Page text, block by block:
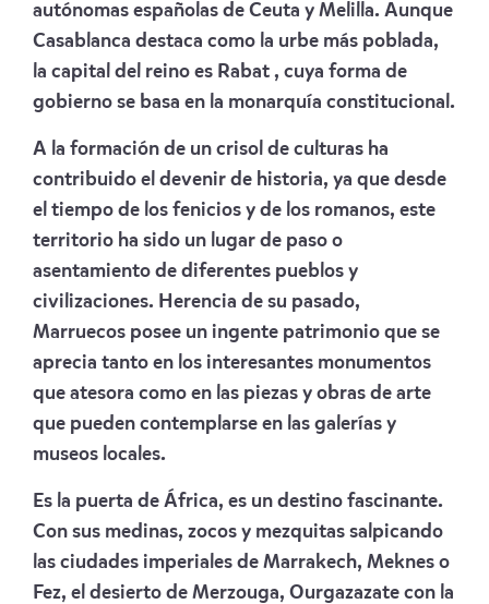
autónomas españolas de Ceuta y Melilla. Aunque
Casablanca destaca como la urbe más poblada,
la capital del reino es Rabat , cuya forma de
gobierno se basa en la monarquía constitucional.
A la formación de un crisol de culturas ha
contribuido el devenir de historia, ya que desde
el tiempo de los fenicios y de los romanos, este
territorio ha sido un lugar de paso o
asentamiento de diferentes pueblos y
civilizaciones. Herencia de su pasado,
Marruecos posee un ingente patrimonio que se
aprecia tanto en los interesantes monumentos
que atesora como en las piezas y obras de arte
que pueden contemplarse en las galerías y
museos locales.
Es la puerta de África, es un destino fascinante.
Con sus medinas, zocos y mezquitas salpicando
las ciudades imperiales de Marrakech, Meknes o
Fez, el desierto de Merzouga, Ourgazazate con la